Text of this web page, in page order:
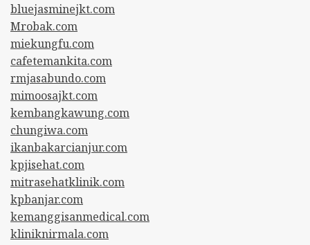
bluejasminejkt.com
Mrobak.com
miekungfu.com
cafetemankita.com
rmjasabundo.com
mimoosajkt.com
kembangkawung.com
chungiwa.com
ikanbakarcianjur.com
kpjisehat.com
mitrasehatklinik.com
kpbanjar.com
kemanggisanmedical.com
kliniknirmala.com